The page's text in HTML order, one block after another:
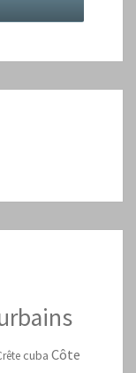
cuba Côte